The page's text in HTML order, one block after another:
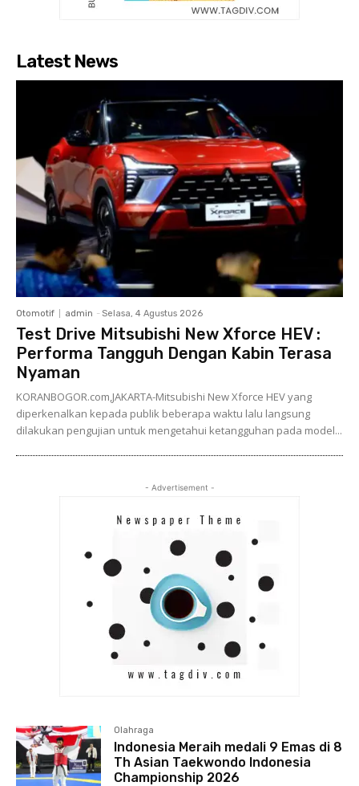
Latest News
Otomotif admin - Selasa, 4 Agustus 2026
Test Drive Mitsubishi New Xforce HEV :
Performa Tangguh Dengan Kabin Terasa
Nyaman
KORANBOGOR.com,JAKARTA-Mitsubishi New Xforce HEV yang
diperkenalkan kepada publik beberapa waktu lalu langsung
dilakukan pengujian untuk mengetahui ketangguhan pada model...
- Advertisement -
Olahraga
Indonesia Meraih medali 9 Emas di 8
Th Asian Taekwondo Indonesia
Championship 2026